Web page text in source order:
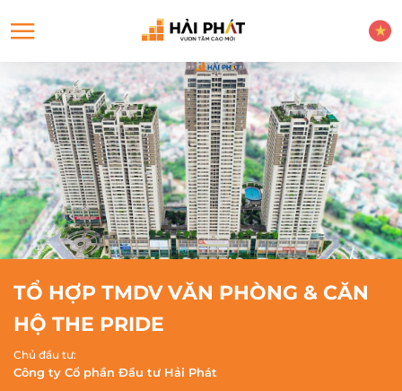
TỔ HỢP TMDV VĂN PHÒNG & CĂN
HỘ THE PRIDE
Chủ đầu tư:
Công ty Cổ phần Đầu tư Hải Phát